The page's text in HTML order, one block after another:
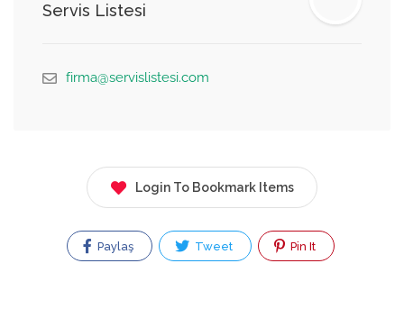
Servis Listesi
firma@servislistesi.com
Login To Bookmark Items
Paylaş Tweet Pin It